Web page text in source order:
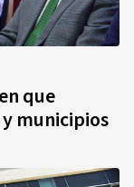
que
municipios